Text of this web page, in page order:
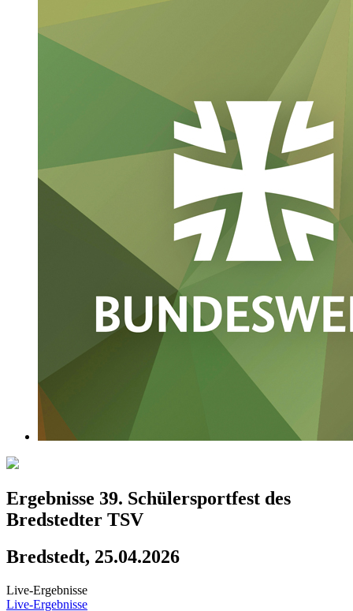
Ergebnisse 39. Schülersportfest des
Bredstedter TSV
Bredstedt, 25.04.2026
Live-Ergebnisse
Live-Ergebnisse